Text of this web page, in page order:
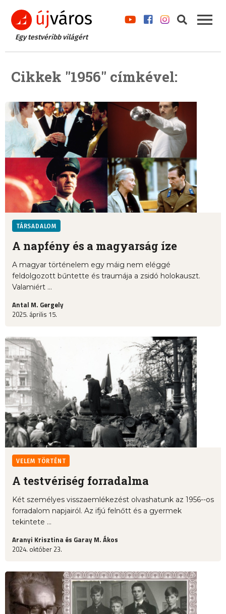
Egy testvéribb világért
Cikkek "1956" címkével:
TÁRSADALOM
A napfény és a magyarság íze
A magyar történelem egy máig nem eléggé
feldolgozott bűntette és traumája a zsidó holokauszt.
Valamiért ...
Antal M. Gergely
2025. április 15.
VELEM TÖRTÉNT
A testvériség forradalma
Két személyes visszaemlékezést olvashatunk az 1956--os
forradalom napjairól. Az ifjú felnőtt és a gyermek
tekintete ...
Aranyi Krisztina és Garay M. Ákos
2024. október 23.